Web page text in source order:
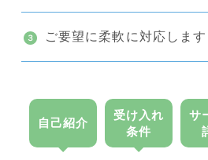
ご要望に柔軟に対応します
自己紹介
受け入れ
条件
サ